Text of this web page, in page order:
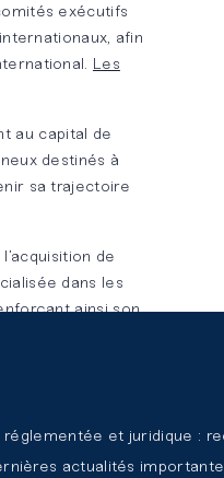
exécutifs
afin
Les
au capital de
destinés à
sa trajectoire
l’acquisition de
dans les
ainsi son
et sa
réglementée et juridique :
actualités